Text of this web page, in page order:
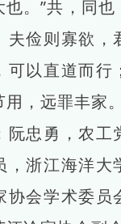
。”共，同
夫俭则寡欲，
可以直道而行
，远罪丰家。
阮忠勇，农
，浙江海洋大
协会学术委员